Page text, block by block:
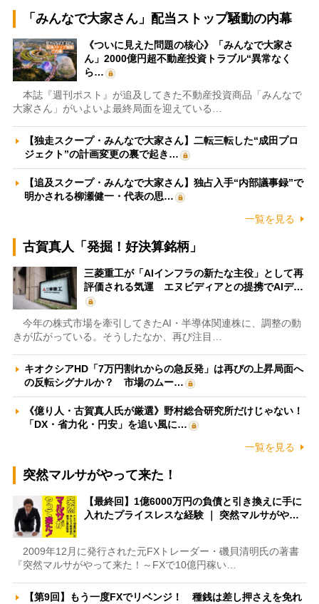
「みんなで大家さん」配当ストップ騒動の内幕
《ついに見えた問題の核心》「みんなで大家さ
ん」2000億円超不動産投資トラブル“異常なく
ら…
本誌『週刊ポスト』が追及してきた不動産投資商品「みんなで
大家さん」がいよいよ最終局面を迎えている…
【独走スクープ・みんなで大家さん】二転三転した“成田プロ
ジェクト”の計画変更の裏で起き…
【追及スクープ・みんなで大家さん】独占入手“内部議事録”で
明かされる柳瀬健一・代表の思…
一覧を見る
古賀真人「発掘！好決算銘柄」
三菱重工が「AIインフラの新たな主役」として再
評価される気運 エヌビディアとの提携でAIデ…
今年の株式市場を牽引してきたAI・半導体関連株に、調整の動
きが広がっている。そうしたなか、再び注目…
キオクシアHD「7万円割れからの急反発」は再びの上昇局面へ
の反転シグナルか？ 市場のムー…
《億り人・古賀真人氏が厳選》野村総合研究所だけじゃない！
「DX・省力化・円安」を追い風に…
一覧を見る
突然マルサがやって来た！
【最終回】1億6000万円の負債と引き換えに手に
入れたプライスレスな経験 ｜ 突然マルサがや…
2009年12月に発行された元FXトレーダー・磯貝清明氏の著書
『突然マルサがやって来た！～FXで10億円稼い…
【第9回】もう一度FXでリベンジ！ 種銭は差し押さえを免れ